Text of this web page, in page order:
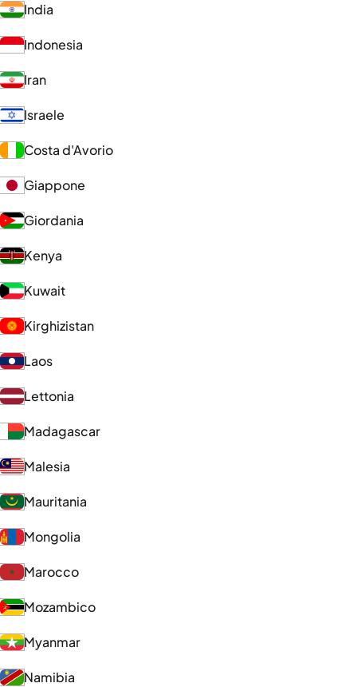
India
Indonesia
Iran
Israele
Costa d'Avorio
Giappone
Giordania
Kenya
Kuwait
Kirghizistan
Laos
Lettonia
Madagascar
Malesia
Mauritania
Mongolia
Marocco
Mozambico
Myanmar
Namibia